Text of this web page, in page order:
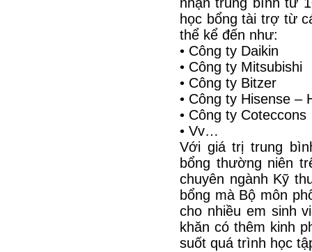
học bổng tài trợ từ
thể kể đến như:
• Công ty Daikin
• Công ty Mitsubishi
• Công ty Bitzer
• Công ty Hisense –
• Công ty Coteccons
• Vv…
Với giá trị trung
bổng thường niên
chuyên ngành Kỹ
bổng mà Bộ môn
cho nhiều em sinh
khăn có thêm kinh
suốt quá trình học